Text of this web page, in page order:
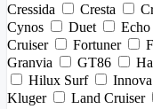
Cressida
Cresta
Cynos
Duet Echo
Cruiser
Fortuner
Granvia
GT86
Hilux Surf
Innova
Kluger
Land Cruiser